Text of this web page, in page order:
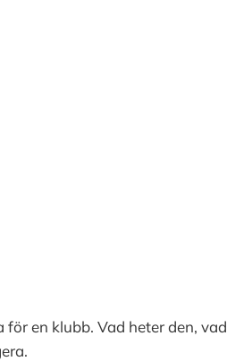
en klubb. Vad heter den, vad